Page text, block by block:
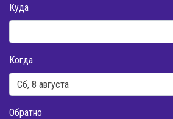
Куда
Когда
Обратно